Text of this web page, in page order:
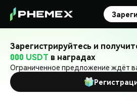
Зарегистрируйтесь и
000 USDT в наградах
Ограниченное предложение ждёт